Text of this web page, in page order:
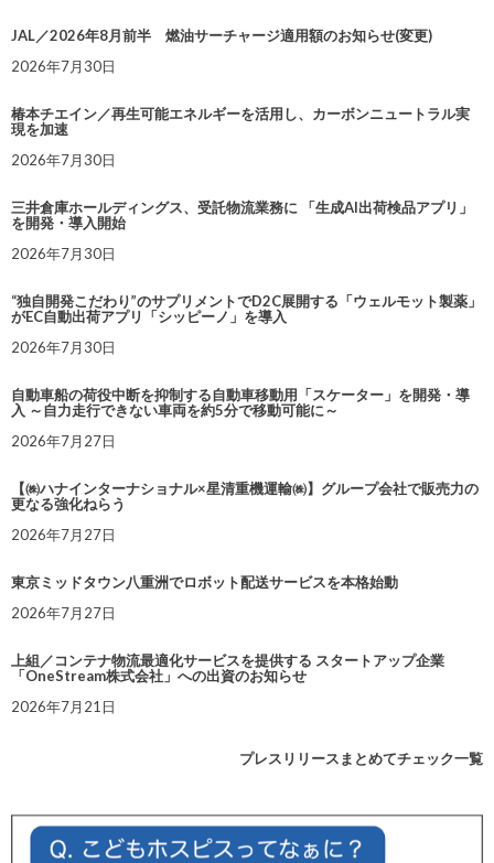
JAL／2026年8月前半 燃油サーチャージ適用額のお知らせ(変更)
2026年7月30日
椿本チエイン／再生可能エネルギーを活用し、カーボンニュートラル実
現を加速
2026年7月30日
三井倉庫ホールディングス、受託物流業務に 「生成AI出荷検品アプリ」
を開発・導入開始
2026年7月30日
“独自開発こだわり”のサプリメントでD2C展開する「ウェルモット製薬」
がEC自動出荷アプリ「シッピーノ」を導入
2026年7月30日
自動車船の荷役中断を抑制する自動車移動用「スケーター」を開発・導
入 ～自力走行できない車両を約5分で移動可能に～
2026年7月27日
【㈱ハナインターナショナル×星清重機運輸㈱】グループ会社で販売力の
更なる強化ねらう
2026年7月27日
東京ミッドタウン八重洲でロボット配送サービスを本格始動
2026年7月27日
上組／コンテナ物流最適化サービスを提供する スタートアップ企業
「OneStream株式会社」への出資のお知らせ
2026年7月21日
プレスリリースまとめてチェック一覧